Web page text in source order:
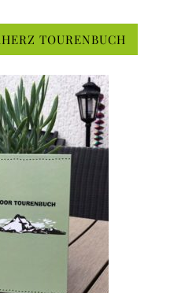
TOURENBUCH